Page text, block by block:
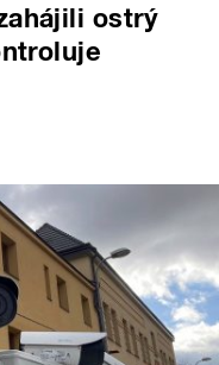
ostrý